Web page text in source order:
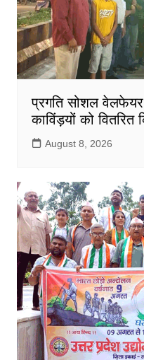
प्रगति सोशल
काविंड़यों को
August 8, 2026